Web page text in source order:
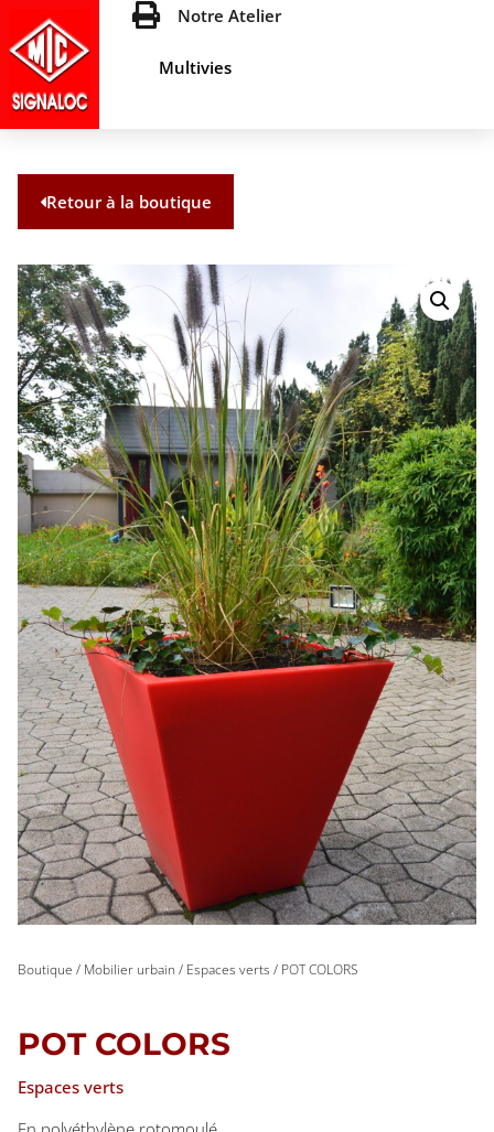
Notre Atelier
Multivies
Retour à la boutique
Boutique / Mobilier urbain / Espaces verts / POT COLORS
POT COLORS
Espaces verts